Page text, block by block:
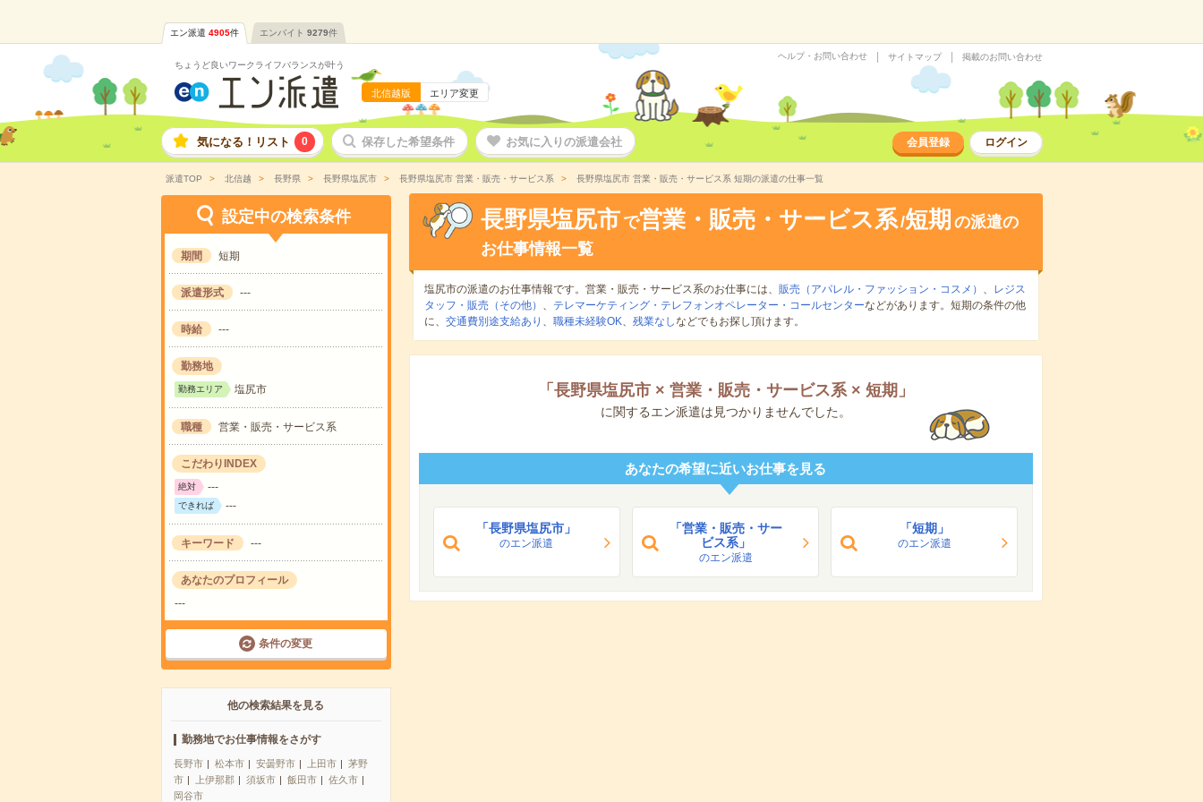
エン派遣 4905件 エンバイト 9279件
ちょうど良いワークライフバランスが叶う
北信越版 エリア変更
ヘルプ・お問い合わせ サイトマップ 掲載のお問い合わせ
気になる！リスト 0 保存した希望条件 お気に入りの派遣会社 会員登録 ログイン
派遣TOP 北信越 長野県 長野県塩尻市 長野県塩尻市 営業・販売・サービス系 長野県塩尻市 営業・販売・サービス系 短期の派遣の仕事一覧
設定中の検索条件
期間 短期
派遣形式 ---
時給 ---
勤務地
勤務エリア 塩尻市
職種 営業・販売・サービス系
こだわりINDEX
絶対 ---
できれば ---
キーワード ---
あなたのプロフィール
---
条件の変更
他の検索結果を見る
勤務地でお仕事情報をさがす
長野市 松本市 安曇野市 上田市
茅野
市
上伊那郡 須坂市 飯田市
佐久市
岡谷市
長野県塩尻市 で営業・販売・サービス系/短期 の派遣の
お仕事情報一覧
塩尻市の派遣のお仕事情報です。営業・販売・サービス系のお仕事には、 販売（アパレル・ファッション・コスメ） 、
レジス
タッフ・販売（その他） 、 テレマーケティング・テレフォンオペレーター・コールセンターなどがあります。短期の条件の他
に、 交通費別途支給あり 、 職種未経験OK、 残業なしなどでもお探し頂けます。
「 長野県塩尻市× 営業・販売・サービス系× 短期 」
に関するエン派遣は見つかりませんでした。
あなたの希望に近いお仕事を見る
「長野県塩尻市」
のエン派遣
「営業・販売・サー
ビス系」
のエン派遣
「短期」
のエン派遣